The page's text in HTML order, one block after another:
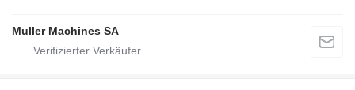
Muller Machines SA